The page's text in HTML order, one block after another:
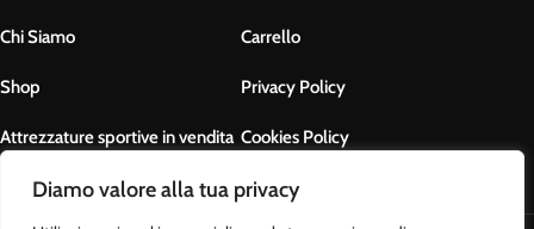
Diamo valore alla tua privacy
Chi Siamo
Shop
Attrezzature sportive in vendita
Contatti
Carrello
Privacy Policy
Cookies Policy
Termini e condizioni